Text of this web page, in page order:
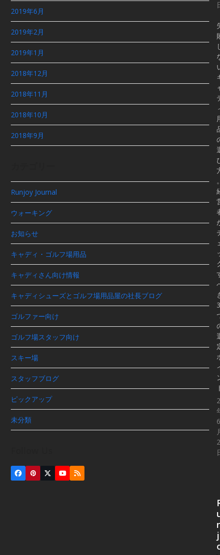
2019年6月
2019年2月
2019年1月
2018年12月
2018年11月
2018年10月
2018年9月
Runjoy Journal
ウォーキング
お知らせ
キャディ・ゴルフ場用品
キャディさん向け情報
キャディシューズとゴルフ場用品屋の社長ブログ
ゴルファー向け
ゴルフ場スタッフ向け
スキー場
スタッフブログ
ピックアップ
未分類
Facebook
Pinterest
Twitter
(deprecated)
YouTube
RSS
3
6
j